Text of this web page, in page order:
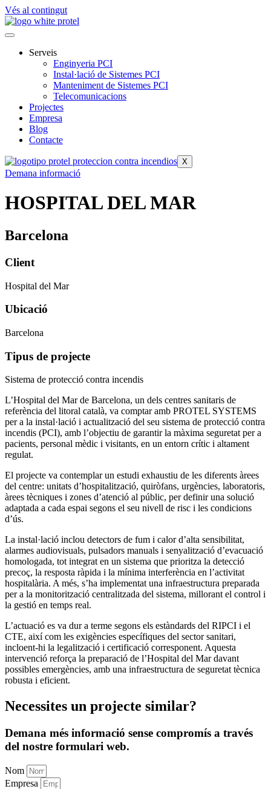
Vés al contingut
Serveis
Enginyeria PCI
Instal·lació de Sistemes PCI
Manteniment de Sistemes PCI
Telecomunicacions
Projectes
Empresa
Blog
Contacte
X
Demana informació
HOSPITAL DEL MAR
Barcelona
Client
Hospital del Mar
Ubicació
Barcelona
Tipus de projecte
Sistema de protecció contra incendis
L’Hospital del Mar de Barcelona, un dels centres sanitaris de
referència del litoral català, va comptar amb PROTEL SYSTEMS
per a la instal·lació i actualització del seu sistema de protecció contra
incendis (PCI), amb l’objectiu de garantir la màxima seguretat per a
pacients, personal mèdic i visitants, en un entorn crític i altament
regulat.
El projecte va contemplar un estudi exhaustiu de les diferents àrees
del centre: unitats d’hospitalització, quiròfans, urgències, laboratoris,
àrees tècniques i zones d’atenció al públic, per definir una solució
adaptada a cada espai segons el seu nivell de risc i les condicions
d’ús.
La instal·lació inclou detectors de fum i calor d’alta sensibilitat,
alarmes audiovisuals, pulsadors manuals i senyalització d’evacuació
homologada, tot integrat en un sistema que prioritza la detecció
precoç, la resposta ràpida i la mínima interferència en l’activitat
hospitalària. A més, s’ha implementat una infraestructura preparada
per a la monitorització centralitzada del sistema, millorant el control i
la gestió en temps real.
L’actuació es va dur a terme segons els estàndards del RIPCI i el
CTE, així com les exigències específiques del sector sanitari,
incloent-hi la legalització i certificació corresponent. Aquesta
intervenció reforça la preparació de l’Hospital del Mar davant
possibles emergències, amb una infraestructura de seguretat tècnica
robusta i eficient.
Necessites un projecte similar?
Demana més informació sense compromís a través
del nostre formulari web.
Nom
Empresa